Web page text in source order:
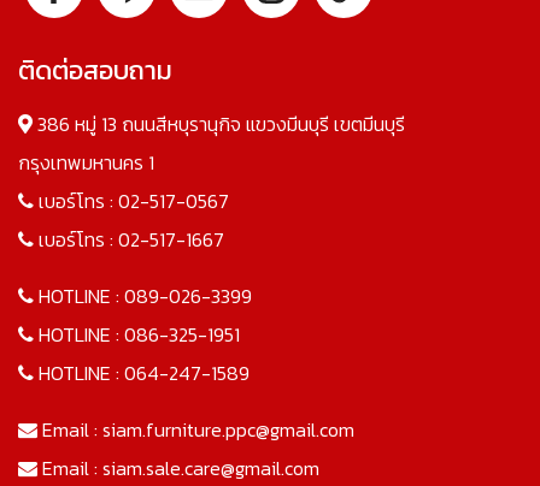
ติดต่อสอบถาม
386 หมู่ 13 ถนนสีหบุรานุกิจ แขวงมีนบุรี เขตมีนบุรี
กรุงเทพมหานคร 1
เบอร์โทร : 02-517-0567
เบอร์โทร : 02-517-1667
HOTLINE : 089-026-3399
HOTLINE : 086-325-1951
HOTLINE : 064-247-1589
Email : siam.furniture.ppc@gmail.com
Email : siam.sale.care@gmail.com